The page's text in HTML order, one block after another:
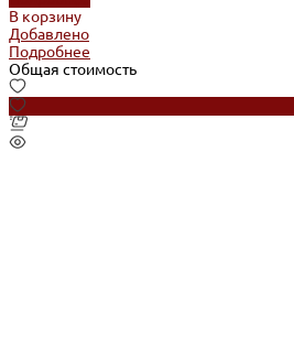
В корзину
Добавлено
Подробнее
Общая стоимость